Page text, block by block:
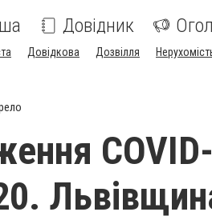
Довідник
Довідкова Дозвілля